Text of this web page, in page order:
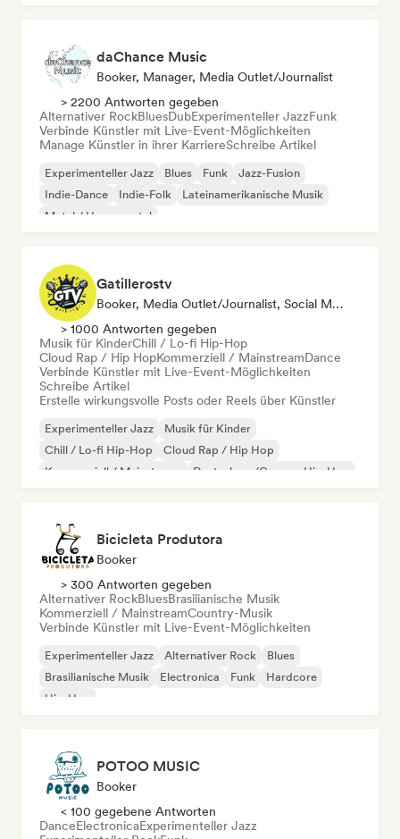
daChance Music
Booker, Manager, Media Outlet/Journalist
> 2200 Antworten gegeben
Alternativer RockBluesDubExperimenteller JazzFunk
Verbinde Künstler mit Live-Event-Möglichkeiten
Manage Künstler in ihrer KarriereSchreibe Artikel
Experimenteller Jazz Blues Funk
Jazz-Fusion
Indie-Dance
Indie-Folk
Lateinamerikanische Musik
Metal / Heavy metal
Gatillerostv
Booker, Media Outlet/Journalist, Social Media Influencer
> 1000 Antworten gegeben
Musik für KinderChill / Lo-fi Hip-Hop
Cloud Rap / Hip HopKommerziell / MainstreamDance
Verbinde Künstler mit Live-Event-Möglichkeiten
Schreibe Artikel
Erstelle wirkungsvolle Posts oder Reels über Künstler
Experimenteller Jazz
Musik für Kinder
Chill / Lo-fi Hip-Hop
Cloud Rap / Hip Hop
Kommerziell / Mainstream
Deutschrap/German Hip-Hop
Bicicleta Produtora
Booker
> 300 Antworten gegeben
Alternativer RockBluesBrasilianische Musik
Kommerziell / MainstreamCountry-Musik
Verbinde Künstler mit Live-Event-Möglichkeiten
Experimenteller Jazz Alternativer Rock
Blues
Brasilianische Musik
Electronica Funk
Hardcore
Hip-Hop
POTOO MUSIC
Booker
< 100 gegebene Antworten
DanceElectronicaExperimenteller Jazz